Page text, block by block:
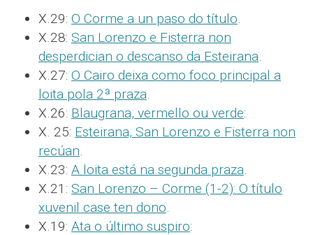
X.29: O Corme a un paso do título.
X.28: San Lorenzo e Fisterra non
desperdician o descanso da Esteirana.
X.27: O Cairo deixa como foco principal a
loita pola 2ª praza.
X.26: Blaugrana, vermello ou verde:
X. 25: Esteirana, San Lorenzo e Fisterra non
recúan.
X.23: A loita está na segunda praza.
X.21: San Lorenzo – Corme (1-2): O título
xuvenil case ten dono.
X.19: Ata o último suspiro: